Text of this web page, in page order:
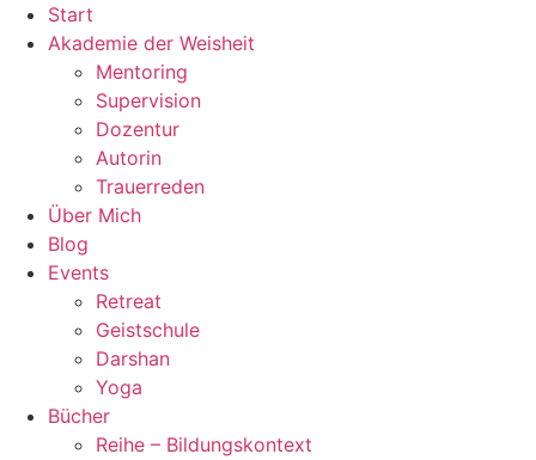
Zum
Inhalt
wechseln
Start
Akademie der Weisheit
Mentoring
Supervision
Dozentur
Autorin
Trauerreden
Über Mich
Blog
Events
Retreat
Geistschule
Darshan
Yoga
Bücher
Reihe – Bildungskontext